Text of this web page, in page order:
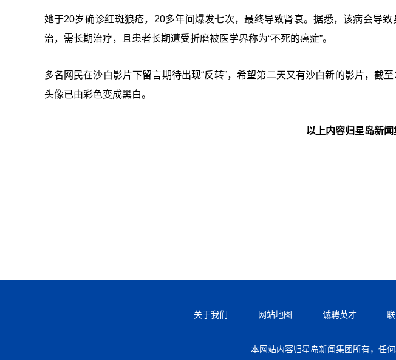
她于20岁确诊红斑狼疮，20多年间爆发七次，最终导致肾衰。据悉，该病会导
治，需长期治疗，且患者长期遭受折磨被医学界称为“不死的癌症”。
多名网民在沙白影片下留言期待出现“反转”，希望第二天又有沙白新的影片，截
头像已由彩色变成黑白。
以上内容归星岛新
关于我们 网站地图 诚聘英才
本网站内容归星岛新闻集团所有，任